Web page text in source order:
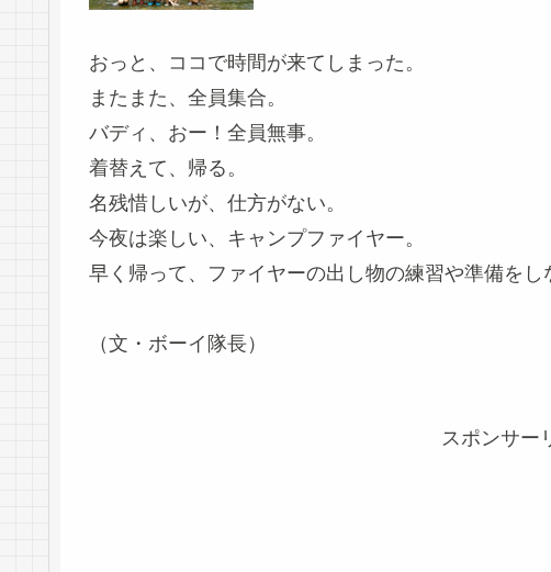
おっと、ココで時間が来てしまった。
またまた、全員集合。
バディ、おー！全員無事。
着替えて、帰る。
名残惜しいが、仕方がない。
今夜は楽しい、キャンプファイヤー。
早く帰って、ファイヤーの出し物の練習や準備をし
（文・ボーイ隊長）
スポンサー